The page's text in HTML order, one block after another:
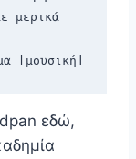
μερικά
[μουσική]
εδώ,